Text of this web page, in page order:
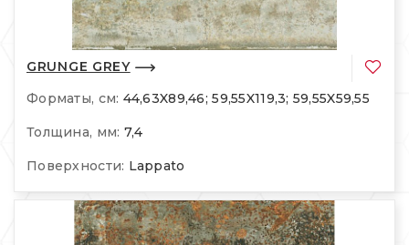
GRUNGE GREY
Форматы, см: 44,63X89,46; 59,55X119,3; 59,55X59,55
Толщина, мм: 7,4
Поверхности: Lappato